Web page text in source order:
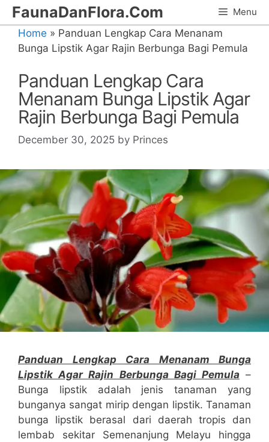
Skip
to
content
FaunaDanFlora.Com Menu
Home » Panduan Lengkap Cara Menanam
Bunga Lipstik Agar Rajin Berbunga Bagi Pemula
Panduan Lengkap Cara
Menanam Bunga Lipstik Agar
Rajin Berbunga Bagi Pemula
December 30, 2025 by Princes
Panduan Lengkap Cara Menanam Bunga
Lipstik Agar Rajin Berbunga Bagi Pemula–
Bunga lipstik adalah jenis tanaman yang
bunganya sangat mirip dengan lipstik. Tanaman
bunga lipstik berasal dari daerah tropis dan
lembab sekitar Semenanjung Melayu hingga